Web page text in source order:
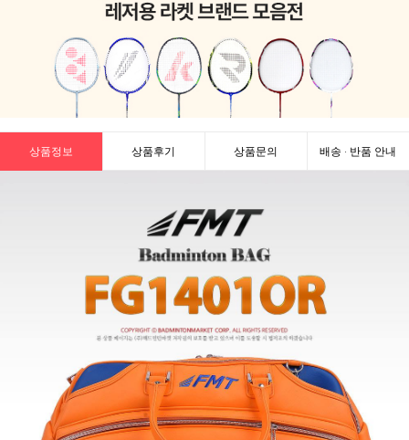
상품정보 상품후기 상품문의 배송 · 반품 안내